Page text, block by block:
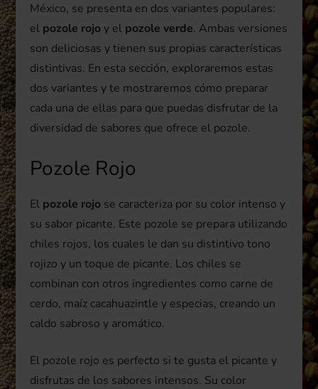
México, se presenta en dos variantes populares:
el pozole rojoy el pozole verde. Ambas versiones
son deliciosas y tienen sus propias características
distintivas. En esta sección, exploraremos estas
dos variantes y te mostraremos cómo preparar
cada una de ellas para que puedas disfrutar de la
diversidad de sabores que ofrece el pozole.
Pozole Rojo
El pozole rojo se caracteriza por su color intenso y
su sabor picante. Este pozole se prepara utilizando
chiles rojos, los cuales le dan su distintivo tono
rojizo y un toque de picante. Los chiles se
combinan con otros ingredientes como carne de
cerdo, maíz cacahuazintle y especias, creando un
caldo sabroso y aromático.
El pozole rojo es perfecto si te gusta el picante y
disfrutas de los sabores intensos. Su color